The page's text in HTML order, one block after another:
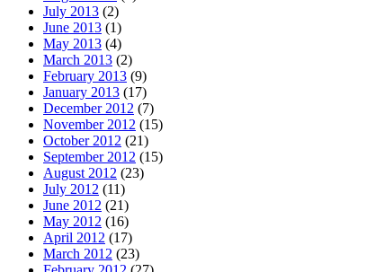
July 2013 (2)
June 2013 (1)
May 2013 (4)
March 2013 (2)
February 2013 (9)
January 2013 (17)
December 2012 (7)
November 2012 (15)
October 2012 (21)
September 2012 (15)
August 2012 (23)
July 2012 (11)
June 2012 (21)
May 2012 (16)
April 2012 (17)
March 2012 (23)